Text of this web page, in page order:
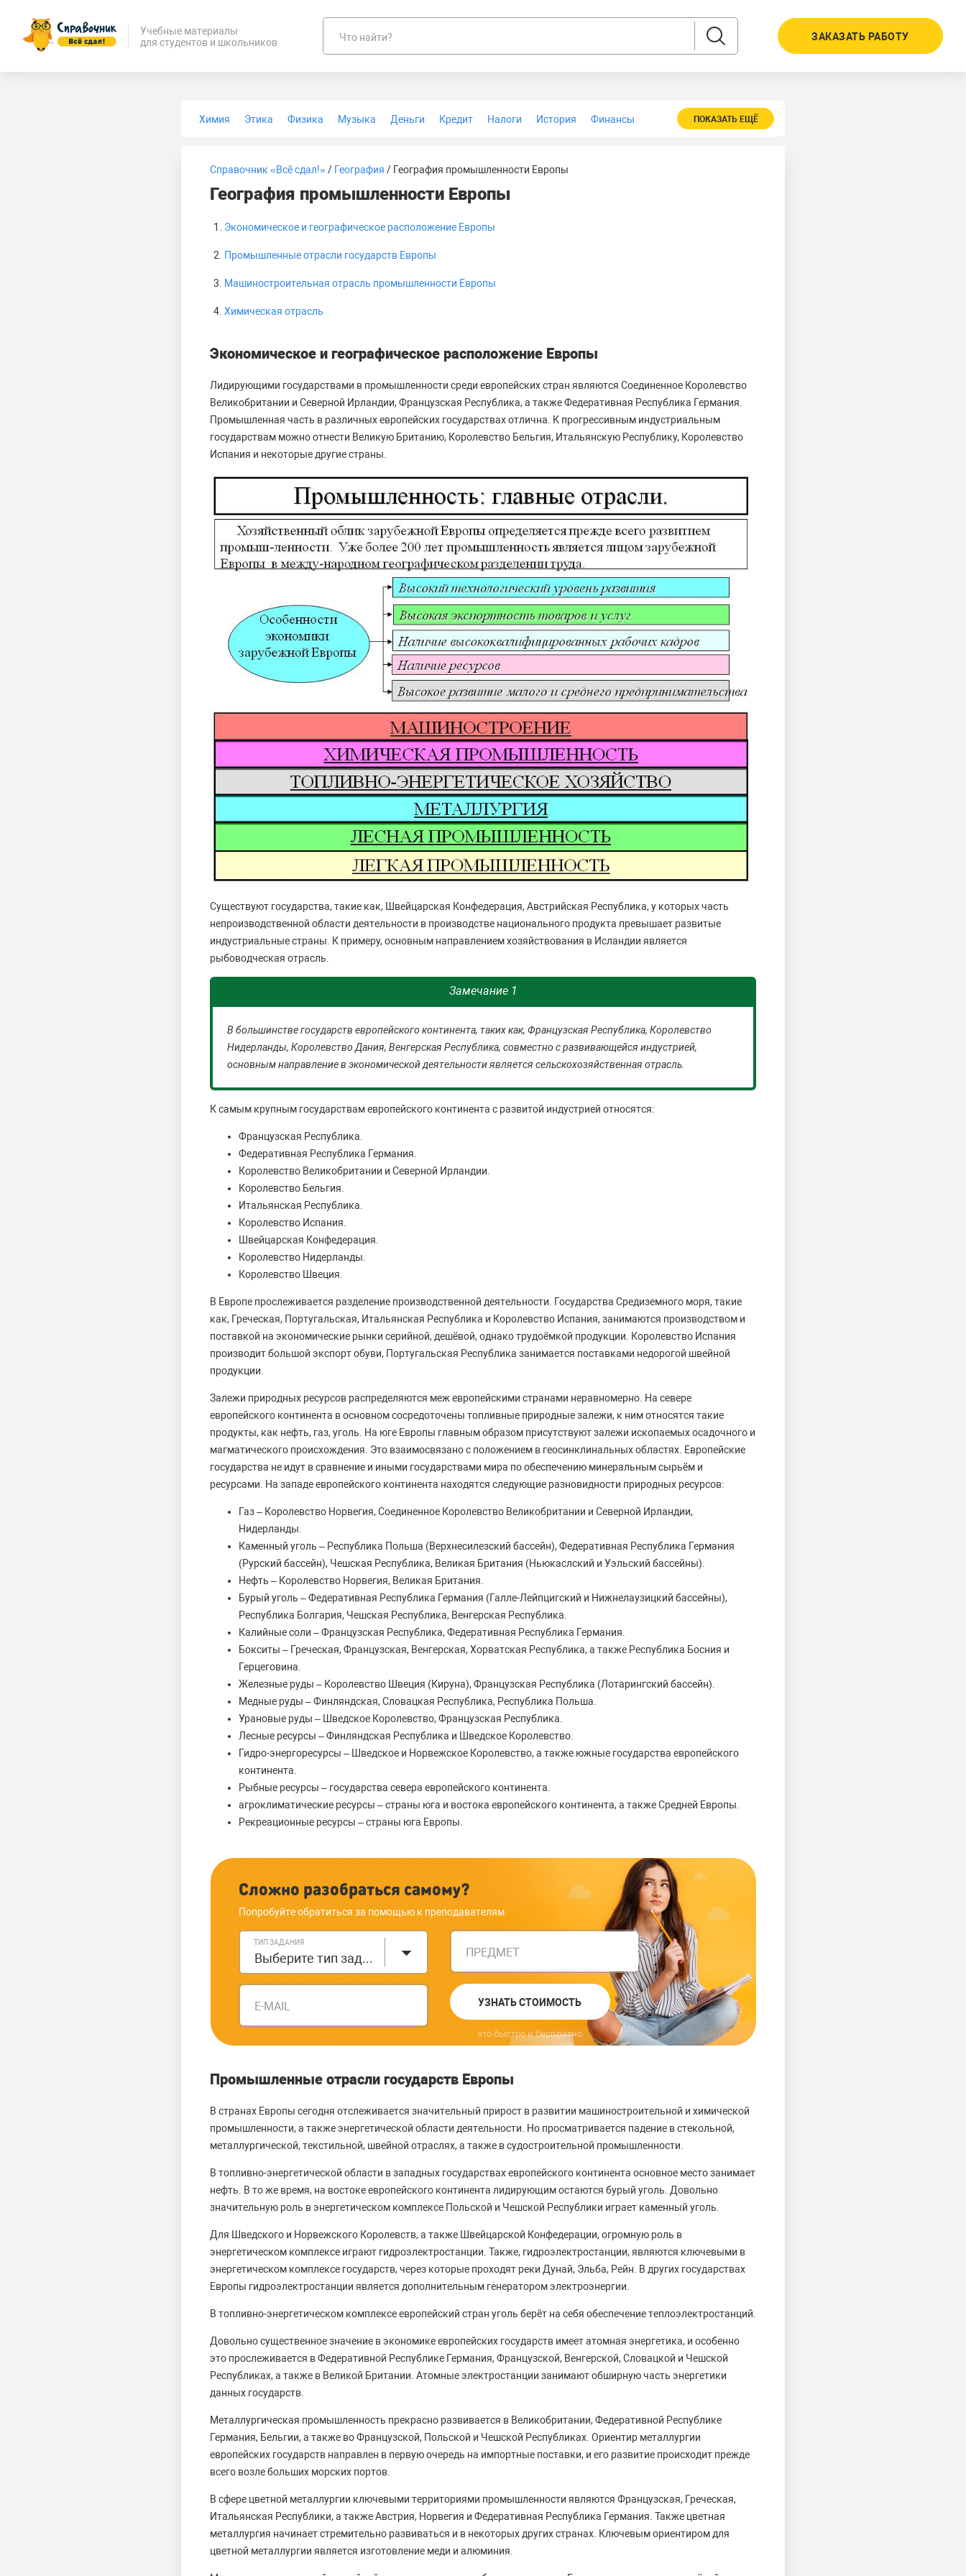
Учебные материалы
для студентов и школьников
Что найти? ЗАКАЗАТЬ РАБОТУ
Химия Этика Физика Музыка Деньги Кредит Налоги История
Финансы
ПОКАЗАТЬ ЕЩЁ
Справочник «Всё сдал!»/ География / География промышленности Европы
География промышленности Европы
Экономическое и географическое расположение Европы
Промышленные отрасли государств Европы
Машиностроительная отрасль промышленности Европы
Химическая отрасль
Экономическое и географическое расположение Европы
Лидирующими государствами в промышленности среди европейских стран являются Соединенное Королевство
Великобритании и Северной Ирландии, Французская Республика, а также Федеративная Республика Германия.
Промышленная часть в различных европейских государствах отлична. К прогрессивным индустриальным
государствам можно отнести Великую Британию, Королевство Бельгия, Итальянскую Республику, Королевство
Испания и некоторые другие страны.
Существуют государства, такие как, Швейцарская Конфедерация, Австрийская Республика, у которых часть
непроизводственной области деятельности в производстве национального продукта превышает развитые
индустриальные страны. К примеру, основным направлением хозяйствования в Исландии является
рыбоводческая отрасль.
Замечание 1
В большинстве государств европейского континента, таких как, Французская Республика, Королевство
Нидерланды, Королевство Дания, Венгерская Республика, совместно с развивающейся индустрией,
основным направление в экономической деятельности является сельскохозяйственная отрасль.
К самым крупным государствам европейского континента с развитой индустрией относятся:
Французская Республика.
Федеративная Республика Германия.
Королевство Великобритании и Северной Ирландии.
Королевство Бельгия.
Итальянская Республика.
Королевство Испания.
Швейцарская Конфедерация.
Королевство Нидерланды.
Королевство Швеция.
В Европе прослеживается разделение производственной деятельности. Государства Средиземного моря, такие
как, Греческая, Португальская, Итальянская Республика и Королевство Испания, занимаются производством и
поставкой на экономические рынки серийной, дешёвой, однако трудоёмкой продукции. Королевство Испания
производит большой экспорт обуви, Португальская Республика занимается поставками недорогой швейной
продукции.
Залежи природных ресурсов распределяются меж европейскими странами неравномерно. На севере
европейского континента в основном сосредоточены топливные природные залежи, к ним относятся такие
продукты, как нефть, газ, уголь. На юге Европы главным образом присутствуют залежи ископаемых осадочного и
магматического происхождения. Это взаимосвязано с положением в геосинклинальных областях. Европейские
государства не идут в сравнение и иными государствами мира по обеспечению минеральным сырьём и
ресурсами. На западе европейского континента находятся следующие разновидности природных ресурсов:
Газ – Королевство Норвегия, Соединенное Королевство Великобритании и Северной Ирландии,
Нидерланды.
Каменный уголь – Республика Польша (Верхнесилезский бассейн), Федеративная Республика Германия
(Рурский бассейн), Чешская Республика, Великая Британия (Ньюкаслский и Уэльский бассейны).
Нефть – Королевство Норвегия, Великая Британия.
Бурый уголь – Федеративная Республика Германия (Галле-Лейпцигский и Нижнелаузицкий бассейны),
Республика Болгария, Чешская Республика, Венгерская Республика.
Калийные соли – Французская Республика, Федеративная Республика Германия.
Бокситы – Греческая, Французская, Венгерская, Хорватская Республика, а также Республика Босния и
Герцеговина.
Железные руды – Королевство Швеция (Кируна), Французская Республика (Лотарингский бассейн).
Медные руды – Финляндская, Словацкая Республика, Республика Польша.
Урановые руды – Шведское Королевство, Французская Республика.
Лесные ресурсы – Финляндская Республика и Шведское Королевство.
Гидро-энергоресурсы – Шведское и Норвежское Королевство, а также южные государства европейского
континента.
Рыбные ресурсы – государства севера европейского континента.
агроклиматические ресурсы – страны юга и востока европейского континента, а также Средней Европы.
Рекреационные ресурсы – страны юга Европы.
Сложно разобраться самому?
Попробуйте обратиться за помощью к преподавателям
ТИП ЗАДАНИЯ
Выберите тип задания ПРЕДМЕТ
E-MAIL УЗНАТЬ СТОИМОСТЬ
это быстро и бесплатно
Промышленные отрасли государств Европы
В странах Европы сегодня отслеживается значительный прирост в развитии машиностроительной и химической
промышленности, а также энергетической области деятельности. Но просматривается падение в стекольной,
металлургической, текстильной, швейной отраслях, а также в судостроительной промышленности.
В топливно-энергетической области в западных государствах европейского континента основное место занимает
нефть. В то же время, на востоке европейского континента лидирующим остаются бурый уголь. Довольно
значительную роль в энергетическом комплексе Польской и Чешской Республики играет каменный уголь.
Для Шведского и Норвежского Королевств, а также Швейцарской Конфедерации, огромную роль в
энергетическом комплексе играют гидроэлектростанции. Также, гидроэлектростанции, являются ключевыми в
энергетическом комплексе государств, через которые проходят реки Дунай, Эльба, Рейн. В других государствах
Европы гидроэлектростанции является дополнительным генератором электроэнергии.
В топливно-энергетическом комплексе европейский стран уголь берёт на себя обеспечение теплоэлектростанций.
Довольно существенное значение в экономике европейских государств имеет атомная энергетика, и особенно
это прослеживается в Федеративной Республике Германия, Французской, Венгерской, Словацкой и Чешской
Республиках, а также в Великой Британии. Атомные электростанции занимают обширную часть энергетики
данных государств.
Металлургическая промышленность прекрасно развивается в Великобритании, Федеративной Республике
Германия, Бельгии, а также во Французской, Польской и Чешской Республиках. Ориентир металлургии
европейских государств направлен в первую очередь на импортные поставки, и его развитие происходит прежде
всего возле больших морских портов.
В сфере цветной металлургии ключевыми территориями промышленности являются Французская, Греческая,
Итальянская Республики, а также Австрия, Норвегия и Федеративная Республика Германия. Также цветная
металлургия начинает стремительно развиваться и в некоторых других странах. Ключевым ориентиром для
цветной металлургии является изготовление меди и алюминия.